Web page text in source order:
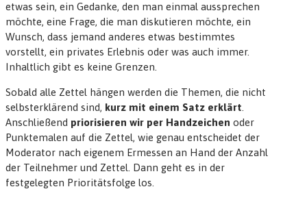
etwas sein, ein Gedanke, den man einmal aussprechen
möchte, eine Frage, die man diskutieren möchte, ein
Wunsch, dass jemand anderes etwas bestimmtes
vorstellt, ein privates Erlebnis oder was auch immer.
Inhaltlich gibt es keine Grenzen.
Sobald alle Zettel hängen werden die Themen, die nicht
selbsterklärend sind, kurz mit einem Satz erklärt
Anschließend priorisieren wir per Handzeichen oder
Punktemalen auf die Zettel, wie genau entscheidet der
Moderator nach eigenem Ermessen an Hand der Anzahl
der Teilnehmer und Zettel. Dann geht es in der
festgelegten Prioritätsfolge los.